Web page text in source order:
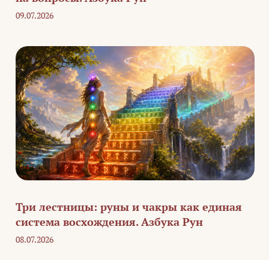
09.07.2026
Три лестницы: руны и чакры как единая
система восхождения. Азбука Рун
08.07.2026